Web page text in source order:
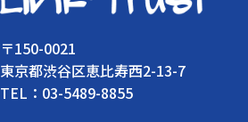
〒150-0021
東京都渋谷区恵比寿西2-13-7
TEL：03-5489-8855